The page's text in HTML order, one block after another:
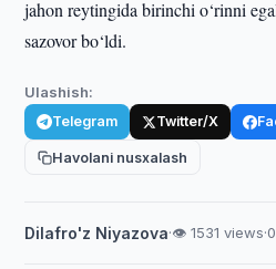
jahon reytingida birinchi o‘rinni
sazovor bo‘ldi.
Ulashish:
Telegram Twitter/X
Havolani nusxalash
Dilafro'z Niyazova·👁 1531 views·